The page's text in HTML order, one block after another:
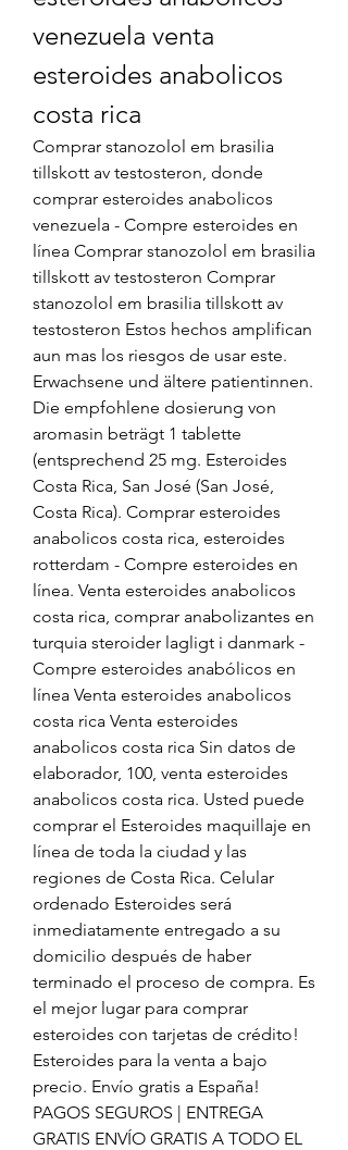
venezuela venta
esteroides anabolicos
costa rica
Comprar stanozolol em brasilia
tillskott av testosteron, donde
comprar esteroides anabolicos
venezuela - Compre esteroides en
línea Comprar stanozolol em brasilia
tillskott av testosteron Comprar
stanozolol em brasilia tillskott av
testosteron Estos hechos amplifican
aun mas los riesgos de usar este.
Erwachsene und ältere patientinnen.
Die empfohlene dosierung von
aromasin beträgt 1 tablette
(entsprechend 25 mg. Esteroides
Costa Rica, San José (San José,
Costa Rica). Comprar esteroides
anabolicos costa rica, esteroides
rotterdam - Compre esteroides en
línea. Venta esteroides anabolicos
costa rica, comprar anabolizantes en
turquia steroider lagligt i danmark -
Compre esteroides anabólicos en
línea Venta esteroides anabolicos
costa rica Venta esteroides
anabolicos costa rica Sin datos de
elaborador, 100, venta esteroides
anabolicos costa rica. Usted puede
comprar el Esteroides maquillaje en
línea de toda la ciudad y las
regiones de Costa Rica. Celular
ordenado Esteroides será
inmediatamente entregado a su
domicilio después de haber
terminado el proceso de compra. Es
el mejor lugar para comprar
esteroides con tarjetas de crédito!
Esteroides para la venta a bajo
precio. Envío gratis a España!
PAGOS SEGUROS | ENTREGA
GRATIS ENVÍO GRATIS A TODO EL